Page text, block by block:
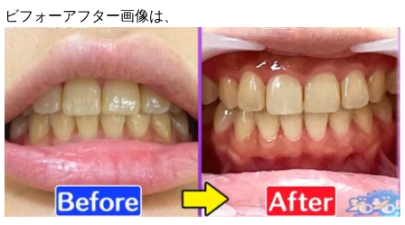
ビフォーアフター画像は、